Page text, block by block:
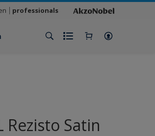
professionals
Rezisto Satin